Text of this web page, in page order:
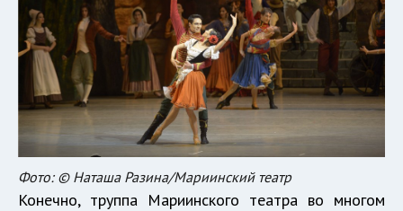
Фото: © Наташа Разина/Мариинский театр
Конечно, труппа Мариинского театра во многом